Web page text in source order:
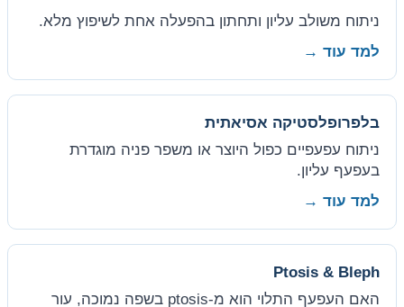
ניתוח משולב עליון ותחתון בהפעלה אחת לשיפוץ מלא.
למד עוד →
בלפרופלסטיקה אסיאתית
ניתוח עפעפיים כפול היוצר או משפר פניה מוגדרת
בעפעף עליון.
למד עוד →
Ptosis & Bleph
האם העפעף התלוי הוא מ-ptosis בשפה נמוכה, עור